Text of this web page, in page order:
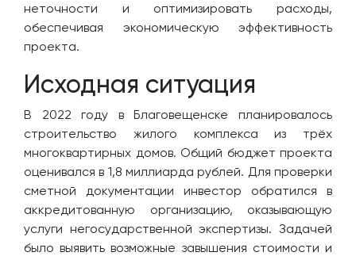
неточности и оптимизировать расходы,
обеспечивая экономическую эффективность
проекта.
Исходная ситуация
В 2022 году в Благовещенске планировалось
строительство жилого комплекса из трёх
многоквартирных домов. Общий бюджет проекта
оценивался в 1,8 миллиарда рублей. Для проверки
сметной документации инвестор обратился в
аккредитованную организацию, оказывающую
услуги негосударственной экспертизы. Задачей
было выявить возможные завышения стоимости и